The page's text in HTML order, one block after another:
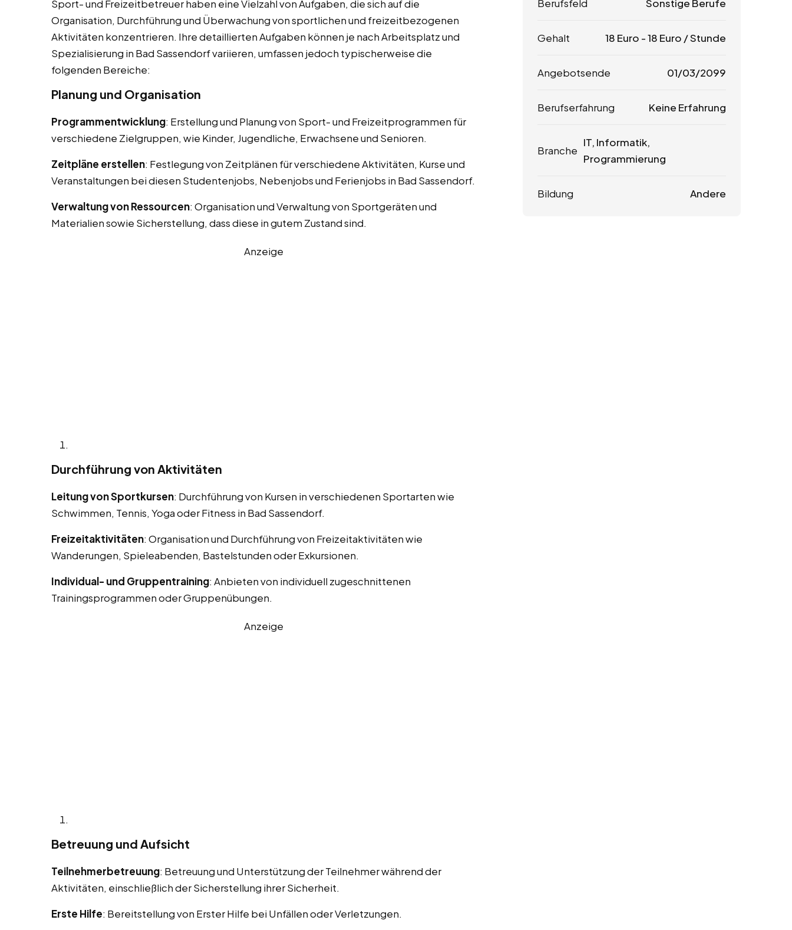
Sport- und Freizeitbetreuer haben eine Vielzahl von Aufgaben, die sich auf die
Organisation, Durchführung und Überwachung von sportlichen und freizeitbezogenen
Aktivitäten konzentrieren. Ihre detaillierten Aufgaben können je nach Arbeitsplatz und
Spezialisierung in Bad Sassendorf variieren, umfassen jedoch typischerweise die
folgenden Bereiche:
Planung und Organisation
Programmentwicklung: Erstellung und Planung von Sport- und Freizeitprogrammen für
verschiedene Zielgruppen, wie Kinder, Jugendliche, Erwachsene und Senioren.
Zeitpläne erstellen: Festlegung von Zeitplänen für verschiedene Aktivitäten, Kurse und
Veranstaltungen bei diesen Studentenjobs, Nebenjobs und Ferienjobs in Bad Sassendorf.
Verwaltung von Ressourcen: Organisation und Verwaltung von Sportgeräten und
Materialien sowie Sicherstellung, dass diese in gutem Zustand sind.
Anzeige
Durchführung von Aktivitäten
Leitung von Sportkursen: Durchführung von Kursen in verschiedenen Sportarten wie
Schwimmen, Tennis, Yoga oder Fitness in Bad Sassendorf.
Freizeitaktivitäten: Organisation und Durchführung von Freizeitaktivitäten wie
Wanderungen, Spieleabenden, Bastelstunden oder Exkursionen.
Individual- und Gruppentraining: Anbieten von individuell zugeschnittenen
Trainingsprogrammen oder Gruppenübungen.
Anzeige
Betreuung und Aufsicht
Teilnehmerbetreuung: Betreuung und Unterstützung der Teilnehmer während der
Aktivitäten, einschließlich der Sicherstellung ihrer Sicherheit.
Erste Hilfe: Bereitstellung von Erster Hilfe bei Unfällen oder Verletzungen.
Berufsfeld Sonstige Berufe
Gehalt 18 Euro -18 Euro / Stunde
Angebotsende 01/03/2099
Berufserfahrung Keine Erfahrung
Branche
IT, Informatik,
Programmierung
Bildung Andere